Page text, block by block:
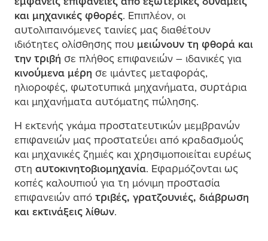
και μηχανικές φθορές. Επιπλέον, οι
αυτολιπαινόμενες ταινίες μας διαθέτουν
ιδιότητες ολίσθησης που μειώνουν τη φθορά και
την τριβή σε πλήθος επιφανειών – ιδανικές για
κινούμενα μέρη σε ιμάντες μεταφοράς,
ηλιοροφές, φωτοτυπικά μηχανήματα, συρτάρια
και μηχανήματα αυτόματης πώλησης.
Η εκτενής γκάμα προστατευτικών μεμβρανών
επιφανειών μας προστατεύει από κραδασμούς
και μηχανικές ζημιές και χρησιμοποιείται ευρέως
στη αυτοκινητοβιομηχανία. Εφαρμόζονται ως
κοπές καλουπιού για τη μόνιμη προστασία
επιφανειών από τριβές, γρατζουνιές, διάβρωση
και εκτινάξεις λίθων.